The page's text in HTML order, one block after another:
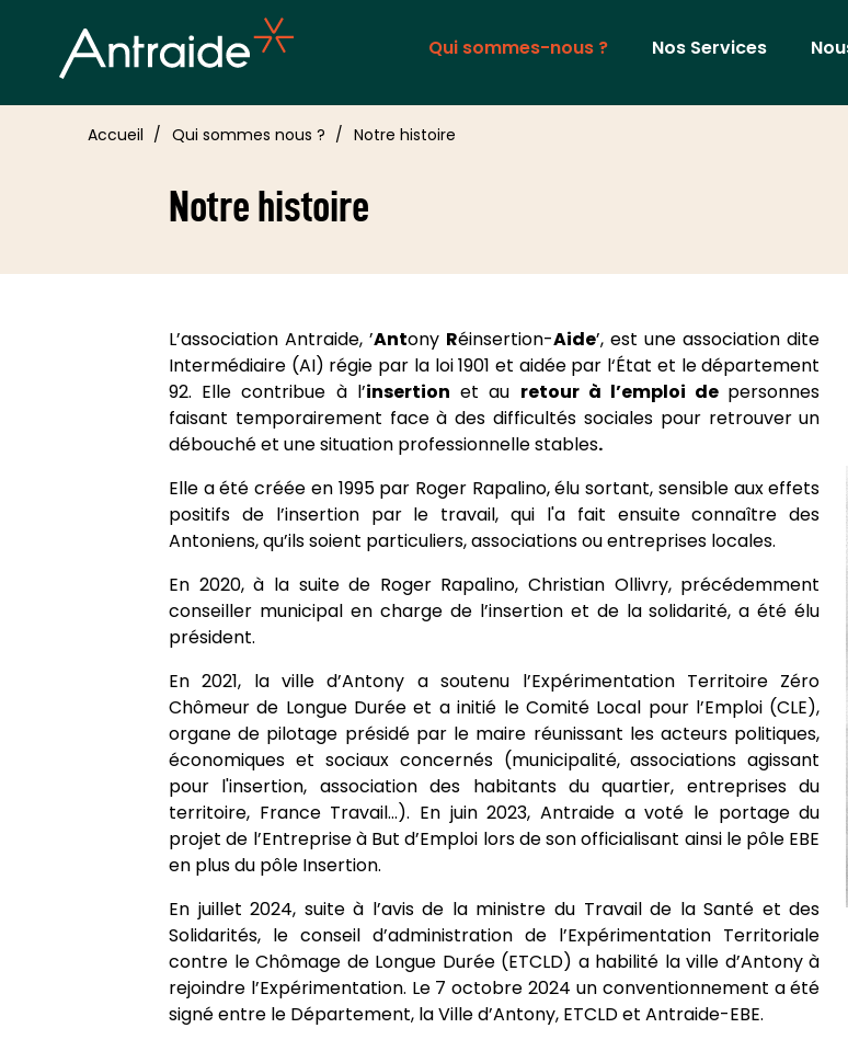
Qui sommes-nous ? Nos Services
Accueil Qui sommes nous ? Notre histoire
Notre histoire
L’association Antraide, ’Antony Réinsertion-Aide’, est une association dite
Intermédiaire (AI) régie par la loi 1901 et aidée par l‘État et le département
92. Elle contribue à l’insertion et au retour à l’emploi de personnes
faisant temporairement face à des difficultés sociales pour retrouver un
débouché et une situation professionnelle stables.
Elle a été créée en 1995 par Roger Rapalino, élu sortant, sensible aux effets
positifs de l’insertion par le travail, qui l'a fait ensuite connaître des
Antoniens, qu’ils soient particuliers, associations ou entreprises locales.
En 2020, à la suite de Roger Rapalino, Christian Ollivry, précédemment
conseiller municipal en charge de l’insertion et de la solidarité, a été élu
président.
En 2021, la ville d’Antony a soutenu l’Expérimentation Territoire Zéro
Chômeur de Longue Durée et a initié le Comité Local pour l’Emploi (CLE),
organe de pilotage présidé par le maire réunissant les acteurs politiques,
économiques et sociaux concernés (municipalité, associations agissant
pour l'insertion, association des habitants du quartier, entreprises du
territoire, France Travail…). En juin 2023, Antraide a voté le portage du
projet de l’Entreprise à But d’Emploi lors de son officialisant ainsi le pôle EBE
en plus du pôle Insertion.
En juillet 2024, suite à l’avis de la ministre du Travail de la Santé et des
Solidarités, le conseil d’administration de l’Expérimentation Territoriale
contre le Chômage de Longue Durée (ETCLD) a habilité la ville d’Antony à
rejoindre l’Expérimentation. Le 7 octobre 2024 un conventionnement a été
signé entre le Département, la Ville d’Antony, ETCLD et Antraide-EBE.